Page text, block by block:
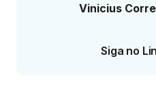
Vinicius
Siga no